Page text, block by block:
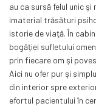
au ca sursă felul unic
imaterial trăsături
istorie de viaţă. În
bogăţiei sufletului
prin fiecare om şi
Aici nu ofer pur şi
din interior spre
efortul pacientului în